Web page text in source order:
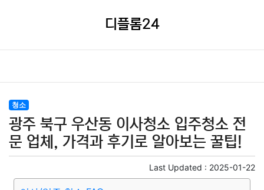
디플롬24
청소
광주 북구 우산동 이사청소 입주청소 전
문 업체, 가격과 후기로 알아보는 꿀팁!
Last Updated : 2025-01-22